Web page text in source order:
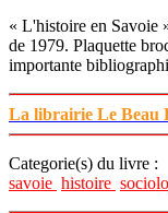
« L'histoire en Savoie
de 1979. Plaquette
importante
La librairie Le Beau
Categorie(s) du livre :
savoie histoire